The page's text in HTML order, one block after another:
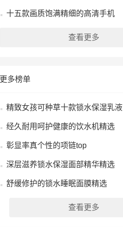
十五款画质饱满精细的高清手机
查看更多
更多榜单
精致女孩可种草十款锁水保湿乳液
经久耐用呵护健康的饮水机精选
彰显率真个性的项链top
深层滋养锁水保湿面部精华精选
舒缓修护的锁水睡眠面膜精选
查看更多